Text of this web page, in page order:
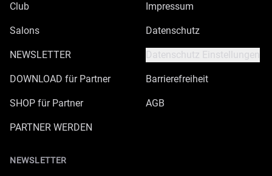
Club
Salons
NEWSLETTER
DOWNLOAD für Partner
SHOP für Partner
PARTNER WERDEN
Impressum
Datenschutz
Datenschutz Einstellungen
Barrierefreiheit
AGB
NEWSLETTER